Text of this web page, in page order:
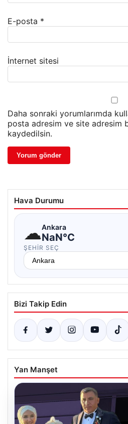
E-posta *
İnternet sitesi
Daha sonraki yorumlarımda
posta adresim ve site adresim
kaydedilsin.
Hava Durumu
☁Ankara
NaN°C
ŞEHIR SEÇ
Bizi Takip Edin
Yan Manşet